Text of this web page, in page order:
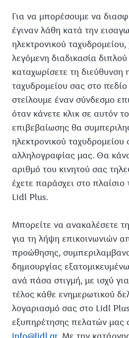
Για να μπορέσουμε να
έγιναν λάθη κατά την
ηλεκτρονικού
λεγόμενη διαδικασία
καταχωρίσετε τη διεύθυνση
ταχυδρομείου σας στο
στείλουμε έναν σύνδεσμο
όταν κάνετε κλικ σε αυτόν
επιβεβαίωσης θα
ηλεκτρονικού ταχυδρομείου
αλληλογραφίας μας. Θα
αριθμό του κινητού σας
έχετε παράσχει στο
Lidl Plus.
Μπορείτε να ανακαλέσετε
για τη λήψη επικοινωνιών
προώθησης,
δημιουργίας
ανά πάσα στιγμή, με ισχύ
τέλος κάθε ενημερωτικού
λογαριασμό σας στο Lidl
εξυπηρέτησης πελατών μας